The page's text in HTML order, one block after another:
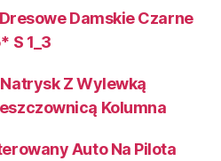
Damskie Czarne
S 1_3
Z Wylewką
Kolumna
Auto Na Pilota